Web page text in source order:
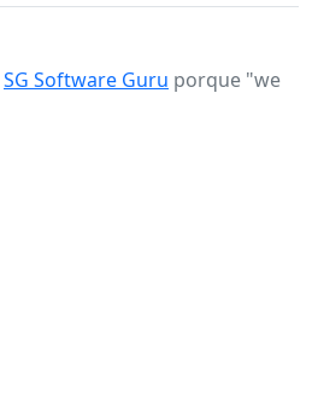
SG Software Guru porque "we